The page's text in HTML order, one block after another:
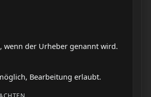
wenn der Urheber genannt wird.
Bearbeitung erlaubt.